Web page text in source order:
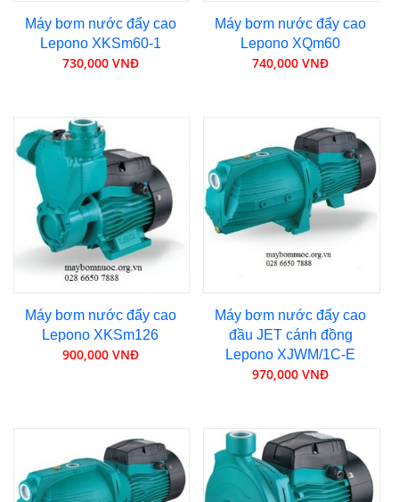
Máy bơm nước đẩy cao
Lepono XKSm60-1
730,000 VNĐ
Máy bơm nước đẩy cao
Lepono XQm60
740,000 VNĐ
Máy bơm nước đẩy cao
Lepono XKSm126
900,000 VNĐ
Máy bơm nước đẩy cao
đầu JET cánh đồng
Lepono XJWM/1C-E
970,000 VNĐ